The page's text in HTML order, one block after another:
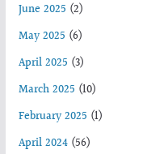
June 2025 (2)
May 2025 (6)
April 2025 (3)
March 2025 (10)
February 2025 (1)
April 2024(56)